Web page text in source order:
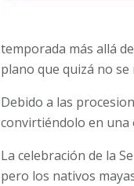
temporada más allá
plano que quizá no
Debido a las
convirtiéndolo en una
La celebración de la
pero los nativos